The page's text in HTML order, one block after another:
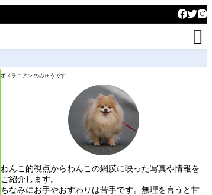

ポメラニアン のみゅうです
わんこ的視点からわんこの網膜に映った写真や情報を
ご紹介します。
ちなみにお手やおすわりは苦手です。無理を言うと甘